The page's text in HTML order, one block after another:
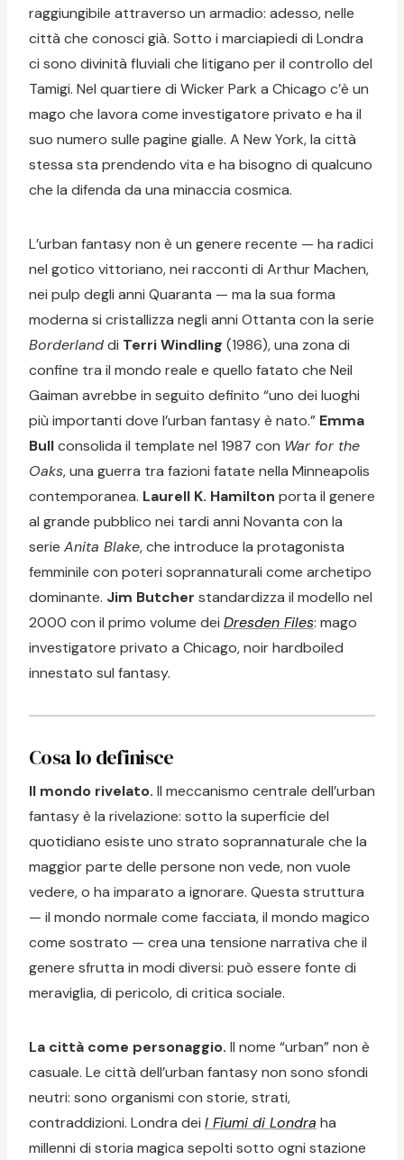
raggiungibile attraverso un armadio: adesso, nelle
città che conosci già. Sotto i marciapiedi di Londra
ci sono divinità fluviali che litigano per il controllo del
Tamigi. Nel quartiere di Wicker Park a Chicago c’è un
mago che lavora come investigatore privato e ha il
suo numero sulle pagine gialle. A New York, la città
stessa sta prendendo vita e ha bisogno di qualcuno
che la difenda da una minaccia cosmica.
L’urban fantasy non è un genere recente — ha radici
nel gotico vittoriano, nei racconti di Arthur Machen,
nei pulp degli anni Quaranta — ma la sua forma
moderna si cristallizza negli anni Ottanta con la serie
Borderlanddi Terri Windling (1986), una zona di
confine tra il mondo reale e quello fatato che Neil
Gaiman avrebbe in seguito definito “uno dei luoghi
più importanti dove l’urban fantasy è nato.” Emma
Bullconsolida il template nel 1987 con War for the
Oaks, una guerra tra fazioni fatate nella Minneapolis
contemporanea. Laurell K. Hamilton porta il genere
al grande pubblico nei tardi anni Novanta con la
serie Anita Blake, che introduce la protagonista
femminile con poteri soprannaturali come archetipo
dominante. Jim Butcher standardizza il modello nel
2000 con il primo volume dei Dresden Files: mago
investigatore privato a Chicago, noir hardboiled
innestato sul fantasy.
Cosa lo definisce
Il mondo rivelato. Il meccanismo centrale dell’urban
fantasy è la rivelazione: sotto la superficie del
quotidiano esiste uno strato soprannaturale che la
maggior parte delle persone non vede, non vuole
vedere, o ha imparato a ignorare. Questa struttura
— il mondo normale come facciata, il mondo magico
come sostrato — crea una tensione narrativa che il
genere sfrutta in modi diversi: può essere fonte di
meraviglia, di pericolo, di critica sociale.
La città come personaggio. Il nome “urban” non è
casuale. Le città dell’urban fantasy non sono sfondi
neutri: sono organismi con storie, strati,
contraddizioni. Londra dei I Fiumi di Londra ha
millenni di storia magica sepolti sotto ogni stazione